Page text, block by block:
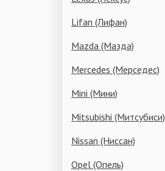
Lifan (Лифан)
Mazda (Мазда)
Mercedes (Мерседес)
Mini (Мини)
Mitsubishi (Митсубиси)
Nissan (Ниссан)
Opel (Опель)